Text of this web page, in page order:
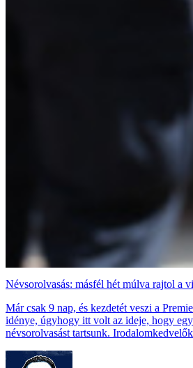
Névsorolvasás: másfél hét múlva rajtol a
Már csak 9 nap, és kezdetét veszi a
idénye, úgyhogy itt volt az ideje, hogy
névsorolvasást tartsunk.